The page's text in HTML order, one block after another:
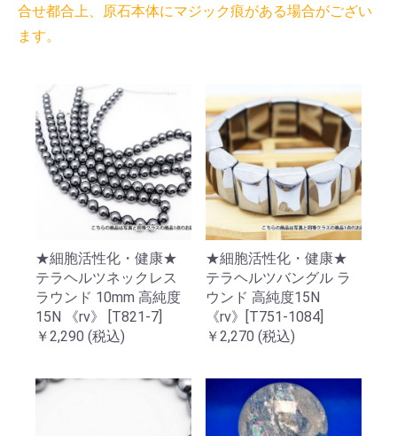
合せ都合上、原石本体にマジック痕がある場合がござい
ます。
★細胞活性化・健康★
テラヘルツネックレス
ラウンド 10mm 高純度
15N 《rv》 [T821-7]
￥2,290 (税込)
★細胞活性化・健康★
テラヘルツバングル ラ
ウンド 高純度15N
《rv》[T751-1084]
￥2,270 (税込)